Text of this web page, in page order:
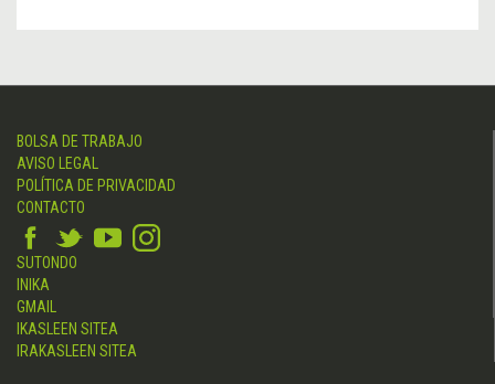
BOLSA DE TRABAJO
AVISO LEGAL
POLÍTICA DE PRIVACIDAD
CONTACTO
SUTONDO
INIKA
GMAIL
IKASLEEN SITEA
IRAKASLEEN SITEA